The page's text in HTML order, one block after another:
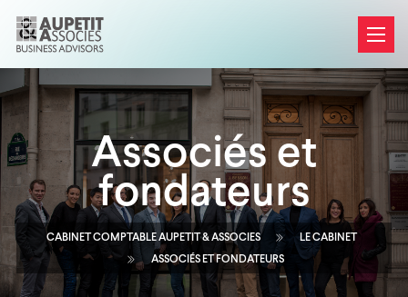
Associés et
fondateurs
CABINET COMPTABLE AUPETIT & ASSOCIES
LE CABINET
ASSOCIÉS ET FONDATEURS